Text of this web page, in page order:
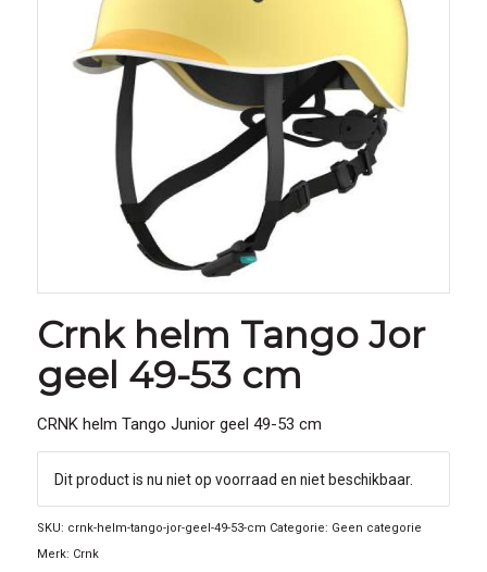
Crnk helm Tango Jor
geel 49-53 cm
CRNK helm Tango Junior geel 49-53 cm
Dit product is nu niet op voorraad en niet beschikbaar.
SKU: crnk-helm-tango-jor-geel-49-53-cm Categorie: Geen categorie
Merk: Crnk